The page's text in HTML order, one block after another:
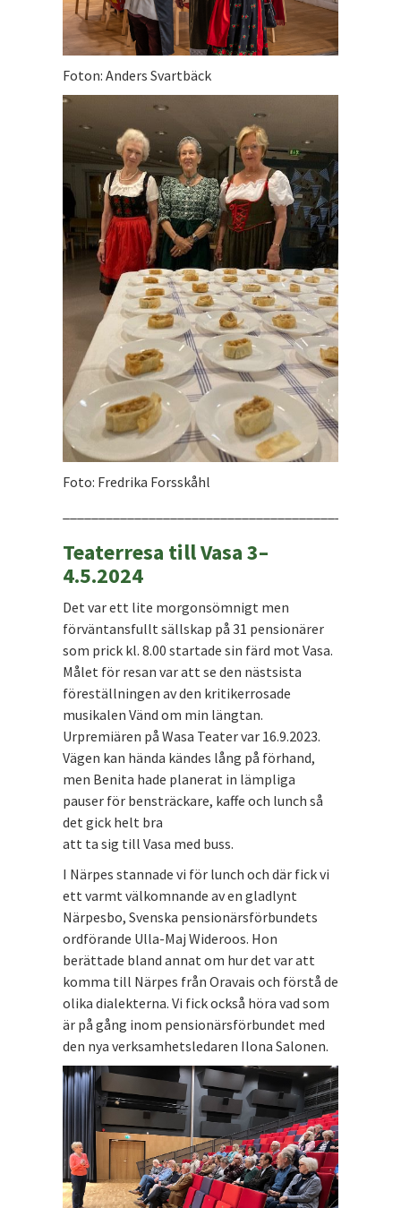
Foton: Anders Svartbäck
Foto: Fredrika Forsskåhl
Teaterresa till Vasa 3–
4.5.2024
Det var ett lite morgonsömnigt men
förväntansfullt sällskap på 31 pensionärer
som prick kl. 8.00 startade sin färd mot Vasa.
Målet för resan var att se den nästsista
föreställningen av den kritikerrosade
musikalen Vänd om min längtan.
Urpremiären på Wasa Teater var 16.9.2023.
Vägen kan hända kändes lång på förhand,
men Benita hade planerat in lämpliga
pauser för bensträckare, kaffe och lunch så
det gick helt bra
att ta sig till Vasa med buss.
I Närpes stannade vi för lunch och där fick vi
ett varmt välkomnande av en gladlynt
Närpesbo, Svenska pensionärsförbundets
ordförande Ulla-Maj Wideroos. Hon
berättade bland annat om hur det var att
komma till Närpes från Oravais och förstå de
olika dialekterna. Vi fick också höra vad som
är på gång inom pensionärsförbundet med
den nya verksamhetsledaren Ilona Salonen.